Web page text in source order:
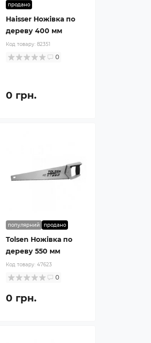
продано
Haisser Ножівка по
дереву 400 мм
Код товару:82351
0
0 грн.
популярний продано
Tolsen Ножівка по
дереву 550 мм
Код товару:47623
0
0 грн.